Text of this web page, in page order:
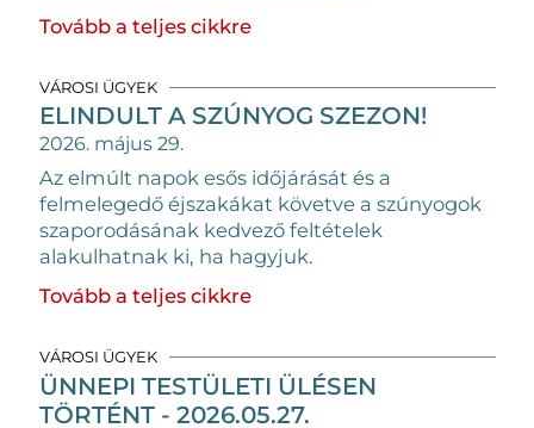
Tovább a teljes cikkre
VÁROSI ÜGYEK
ELINDULT A SZÚNYOG SZEZON!
2026. május 29.
Az elmúlt napok esős időjárását és a
felmelegedő éjszakákat követve a szúnyogok
szaporodásának kedvező feltételek
alakulhatnak ki, ha hagyjuk.
Tovább a teljes cikkre
VÁROSI ÜGYEK
ÜNNEPI TESTÜLETI ÜLÉSEN
TÖRTÉNT - 2026.05.27.